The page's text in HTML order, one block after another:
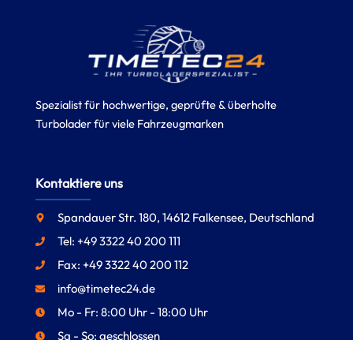
Spezialist für hochwertige, geprüfte & überholte
Turbolader für viele Fahrzeugmarken
Kontaktiere uns
Spandauer Str. 180, 14612 Falkensee, Deutschland
Tel: +49 3322 40 200 111
Fax: +49 3322 40 200 112
info@timetec24.de
Mo - Fr: 8:00 Uhr - 18:00 Uhr
Sa - So: geschlossen